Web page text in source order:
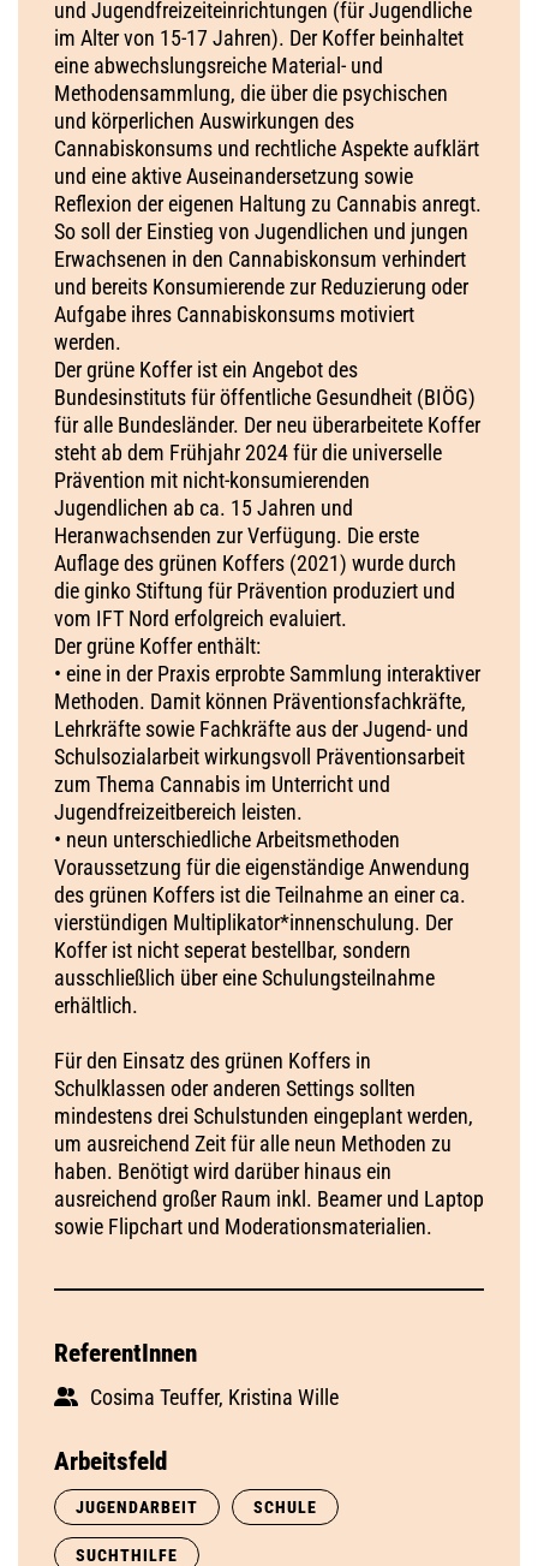
und Jugendfreizeiteinrichtungen (für Jugendliche
im Alter von 15-17 Jahren). Der Koffer beinhaltet
eine abwechslungsreiche Material- und
Methodensammlung, die über die psychischen
und körperlichen Auswirkungen des
Cannabiskonsums und rechtliche Aspekte aufklärt
und eine aktive Auseinandersetzung sowie
Reflexion der eigenen Haltung zu Cannabis anregt.
So soll der Einstieg von Jugendlichen und jungen
Erwachsenen in den Cannabiskonsum verhindert
und bereits Konsumierende zur Reduzierung oder
Aufgabe ihres Cannabiskonsums motiviert
werden.
Der grüne Koffer ist ein Angebot des
Bundesinstituts für öffentliche Gesundheit (BIÖG)
für alle Bundesländer. Der neu überarbeitete Koffer
steht ab dem Frühjahr 2024 für die universelle
Prävention mit nicht-konsumierenden
Jugendlichen ab ca. 15 Jahren und
Heranwachsenden zur Verfügung. Die erste
Auflage des grünen Koffers (2021) wurde durch
die ginko Stiftung für Prävention produziert und
vom IFT Nord erfolgreich evaluiert.
Der grüne Koffer enthält:
• eine in der Praxis erprobte Sammlung interaktiver
Methoden. Damit können Präventionsfachkräfte,
Lehrkräfte sowie Fachkräfte aus der Jugend- und
Schulsozialarbeit wirkungsvoll Präventionsarbeit
zum Thema Cannabis im Unterricht und
Jugendfreizeitbereich leisten.
• neun unterschiedliche Arbeitsmethoden
Voraussetz​ung für die eigenständige Anwendung
des grünen Koffers ist die Teilnahme an einer ca.
vierstündigen Multiplikator*innenschulun​g. Der
Koffer ist nicht seperat bestellbar, sondern
ausschließlich über eine Schulungsteilnahme
erhältlich.
Für den Einsatz des grünen Koffers in
Schulklassen oder anderen Settings sollten
mindestens drei Schulstunden eingeplant werden,
um ausreichend Zeit für alle neun Methoden zu
haben. Benötigt wird darüber hinaus ein
ausreichend großer Raum inkl. Beamer und Laptop
sowie Flipchart und Moderationsmaterialien.
ReferentInnen
Cosima Teuffer, Kristina Wille
Arbeitsfeld
JUGENDARBEIT SCHULE
SUCHTHILFE